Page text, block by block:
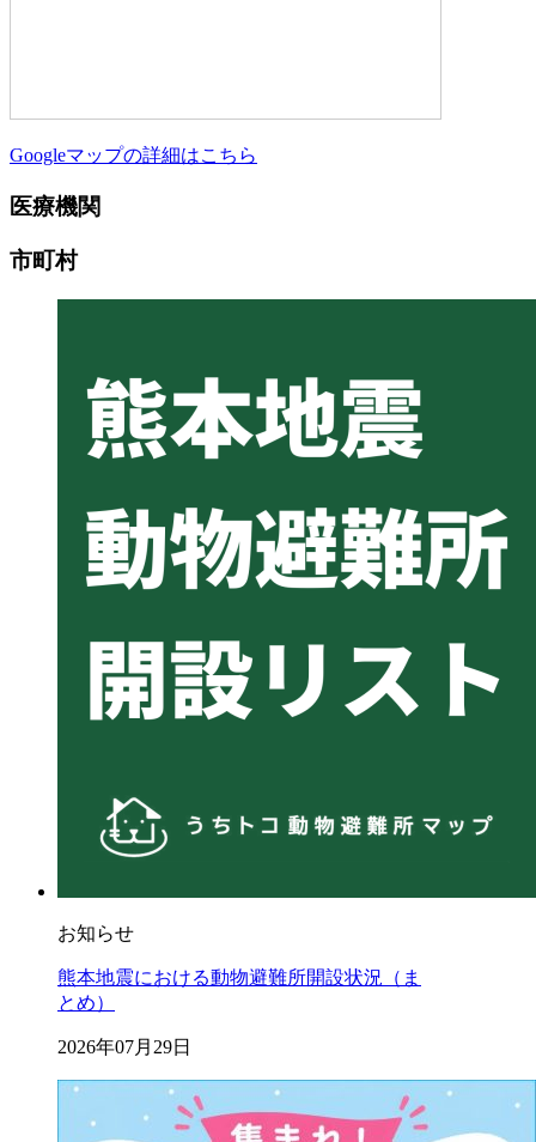
Googleマップの詳細はこちら
医療機関
市町村
お知らせ
熊本地震における動物避難所開設状況（ま
とめ）
2026年07月29日